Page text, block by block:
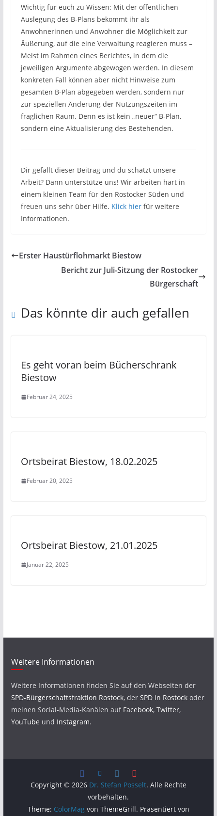
Wichtig für euch zu Wissen: Mit der öffentlichen
Auslegung des B-Plans bekommt ihr als
Anwohnerinnen und Anwohner die Möglichkeit zur
Äußerung, auf die eine Verwaltung reagieren muss –
Meist im Rahmen eines Berichtes, in dem die
jeweiligen Argumente abgewogen werden. In diesem
konkreten Fall können aber nicht Hinweise zum
gesamten B-Plan abgegeben werden, sondern nur
zur speziellen Änderung der Nutzungszeiten im
fraglichen Raum. Denn es ist kein „neuer“ B-Plan,
sondern eine Aktualisierung des Bestehenden.
Dir gefällt dieser Beitrag und du schätzt unsere
Arbeit? Dann unterstütze uns! Wir arbeiten hart in
einem kleinen Team für den Rostocker Süden und
freuen uns sehr über Hilfe. Klick hierfür weitere
Informationen.
Erster Haustürflohmarkt Biestow
Bericht zur Juli-Sitzung der Rostocker
Bürgerschaft
Das könnte dir auch gefallen
Es geht voran beim Bücherschrank
Biestow
Februar 24, 2025
Ortsbeirat Biestow, 18.02.2025
Februar 20, 2025
Ortsbeirat Biestow, 21.01.2025
Januar 22, 2025
Weitere Informationen
Weitere Informationen finden Sie auf den Webseiten der
SPD-Bürgerschaftsfraktion Rostock, der SPD in Rostockoder
meinen Social-Media-Kanälen auf Facebook, Twitter,
YouTube und Instagram.
Copyright © 2026 Dr. Stefan Posselt. Alle Rechte
vorbehalten.
Theme: ColorMagvon ThemeGrill. Präsentiert von